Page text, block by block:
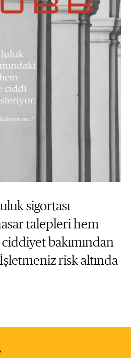
sigortası
talepleri hem
bakımından
risk altında